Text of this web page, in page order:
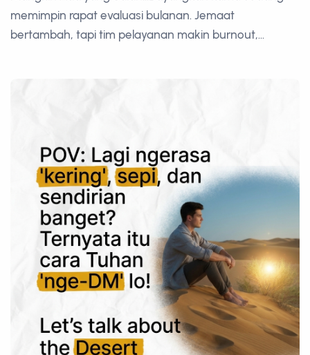
memimpin rapat evaluasi bulanan. Jemaat
bertambah, tapi tim pelayanan makin burnout,...